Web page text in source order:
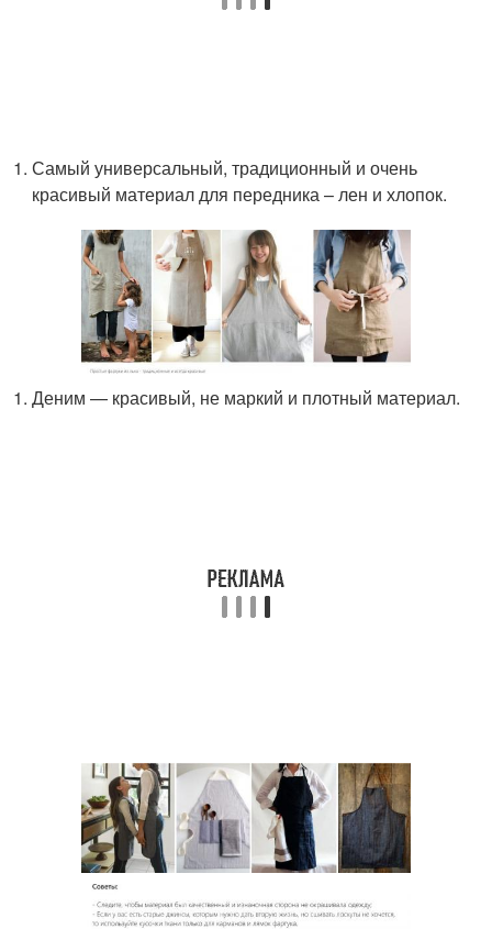
Самый универсальный, традиционный и очень
красивый материал для передника – лен и хлопок.
Деним — красивый, не маркий и плотный материал.